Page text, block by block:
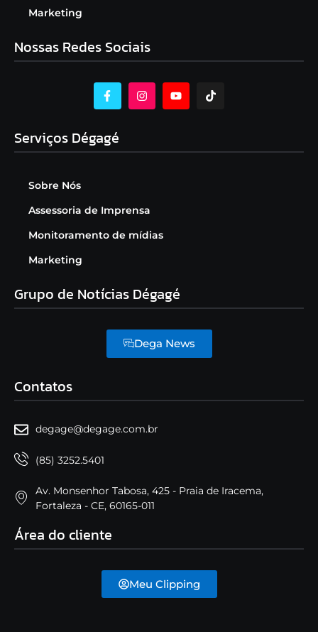
Marketing
Nossas Redes Sociais
Serviços Dégagé
Sobre Nós
Assessoria de Imprensa
Monitoramento de mídias
Marketing
Grupo de Notícias Dégagé
Dega News
Contatos
degage@degage.com.br
(85) 3252.5401
Av. Monsenhor Tabosa, 425 - Praia de Iracema,
Fortaleza - CE, 60165-011
Área do cliente
Meu Clipping